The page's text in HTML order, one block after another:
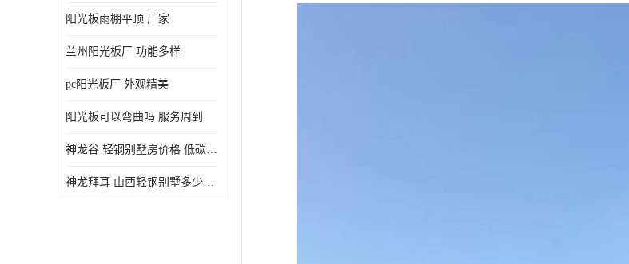
阳光板雨棚平顶 厂家
兰州阳光板厂 功能多样
pc阳光板厂 外观精美
阳光板可以弯曲吗 服务周到
神龙谷 轻钢别墅房价格 低碳环保
神龙拜耳 山西轻钢别墅多少钱 施工快捷